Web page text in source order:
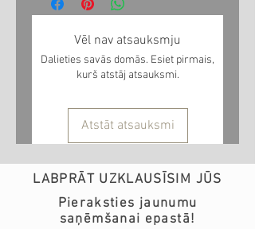
Vēl nav atsauksmju
Dalieties savās domās. Esiet pirmais,
kurš atstāj atsauksmi.
Atstāt atsauksmi
LABPRĀT UZKLAUSĪSIM JŪS
Pieraksties jaunumu
saņēmšanai epastā!